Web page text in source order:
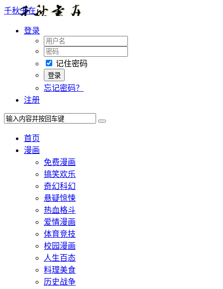
千秋书在
登录
记住密码
忘记密码？
注册
首页
漫画
免费漫画
搞笑欢乐
奇幻科幻
悬疑惊悚
热血格斗
爱情漫画
体育竞技
校园漫画
人生百态
料理美食
历史战争